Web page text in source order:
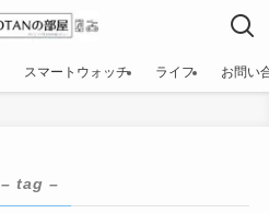
スマートウォッチ ライフ お問い
– tag –